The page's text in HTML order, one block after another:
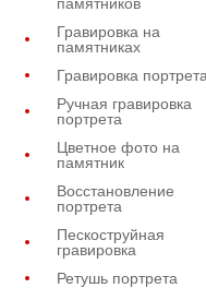
Гравировка на
памятниках
Гравировка портрета
Ручная гравировка
портрета
Цветное фото на
памятник
Восстановление
портрета
Пескоструйная
гравировка
Ретушь портрета